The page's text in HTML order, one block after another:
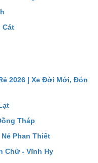
Cát
2026 | Xe Đời Mới, Đón
Tháp
Phan Thiết
Chữ - Vĩnh Hy